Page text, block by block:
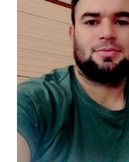
Больше отзывов на
Яндекс.Картах